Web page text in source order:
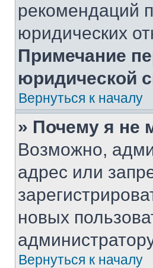
рекомендаций
юридических
Примечание
юридической
Вернуться к началу
» Почему я не
Возможно,
адрес или
новых
Вернуться к началу